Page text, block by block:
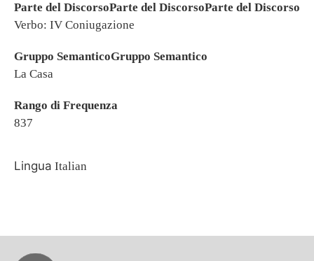
Parte del DiscorsoParte del DiscorsoParte del Discorso
Verbo: IV Coniugazione
Gruppo SemanticoGruppo Semantico
La Casa
Rango di Frequenza
837
Lingua Italian